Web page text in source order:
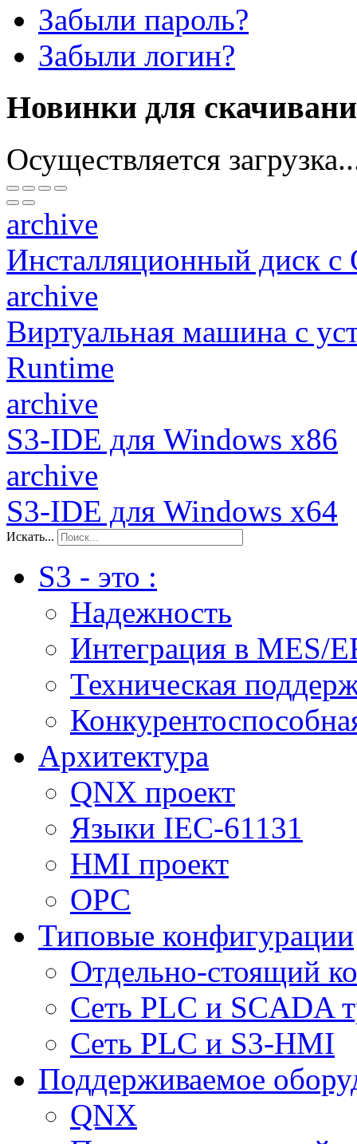
Забыли пароль?
Забыли логин?
Новинки для
Осуществляется
archive
Инсталляционный диск
archive
Виртуальная машина c
Runtime
archive
S3-IDE для Windows x86
archive
S3-IDE для Windows x64
Искать...
S3 - это :
Надежность
Интеграция в MES/
Техническая
Архитектура
QNX проект
Языки IEC-61131
HMI проект
ОPC
Типовые конфигурации
Отдельно-стоящий
Сеть PLC и SCADA
Сеть PLC и S3-HMI
Поддерживаемое
QNX